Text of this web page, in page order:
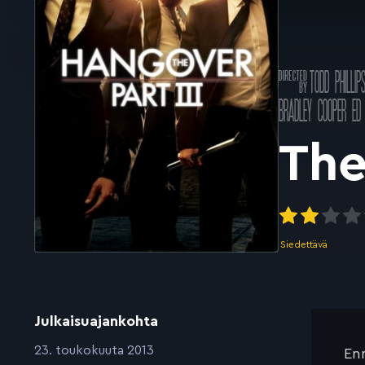
Ohjannut
kTODD PHILLIPS
Pääosissa
BRADLEY COOPER
Siedettävä
Julkaisuajankohta
:23. toukokuuta 2013